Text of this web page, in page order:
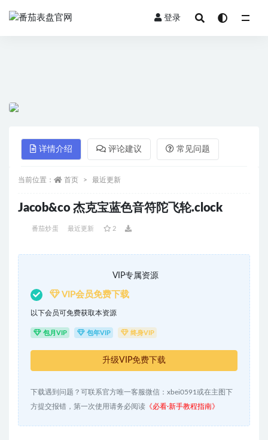
登录
详情介绍 评论建议 常见问题
当前位置： 首页 最近更新
Jacob&co 杰克宝蓝色音符陀飞轮.clock
番茄炒蛋 最近更新 2
VIP专属资源
VIP会员免费下载
以下会员可免费获取本资源
包月VIP 包年VIP 终身VIP
升级VIP免费下载
下载遇到问题？可联系官方唯一客服微信：xbei0591或在主图下
方提交报错，第一次使用请务必阅读 《必看·新手教程指南》